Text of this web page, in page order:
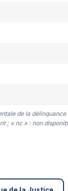
de la
; « nc » : non